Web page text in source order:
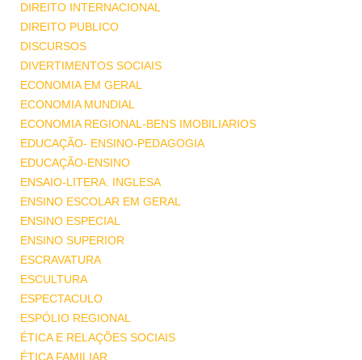
DIREITO INTERNACIONAL
DIREITO PUBLICO
DISCURSOS
DIVERTIMENTOS SOCIAIS
ECONOMIA EM GERAL
ECONOMIA MUNDIAL
ECONOMIA REGIONAL-BENS IMOBILIARIOS
EDUCAÇÃO- ENSINO-PEDAGOGIA
EDUCAÇÃO-ENSINO
ENSAIO-LITERA. INGLESA
ENSINO ESCOLAR EM GERAL
ENSINO ESPECIAL
ENSINO SUPERIOR
ESCRAVATURA
ESCULTURA
ESPECTACULO
ESPÓLIO REGIONAL
ÉTICA E RELAÇÕES SOCIAIS
ÉTICA FAMILIAR